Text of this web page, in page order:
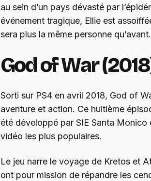
au sein d’un pays dévasté par
événement tragique, Ellie est
sera plus la même personne qu’avant.
God of War
Sorti sur PS4 en avril 2018, God of
aventure et action. Ce huitième
été développé par SIE Santa Monico
vidéo les plus populaires.
Le jeu narre le voyage de Kretos et
ont pour mission de répandre les